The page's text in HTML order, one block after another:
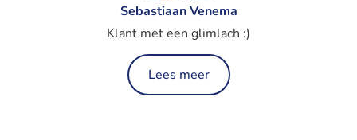
Sebastiaan Venema
Klant met een glimlach :)
Lees meer